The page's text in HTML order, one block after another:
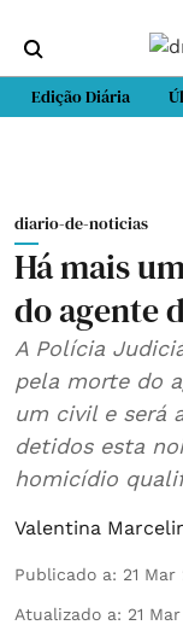
Edição Diária
diario-de-noticias
Há mais
do agente
A Polícia
pela morte do
um civil e será
detidos esta
homicídio
Valentina
Publicado a: 21 Mar
Atualizado a: 21